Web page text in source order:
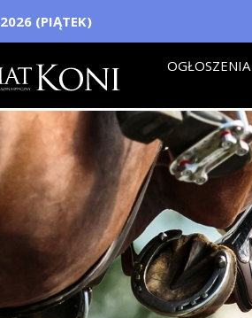
(PIĄTEK)
OGŁOSZENIA